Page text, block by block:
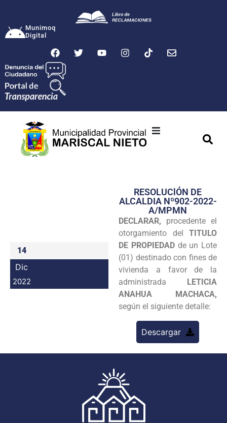
Munimoq
Digital
Transparencia
Seguridad
Programas
Intranet
14
Dic
2022
RESOLUClÓN DE
ALCALDIA Nº902-2022-
A/MPMN
DECLARAR, procedente el
otorgamiento del TITULO
DE PROPIEDADde un Lote
(01) destinado con fines de
vivienda a favor de la
administrada LETICIA
ANAHUA MACHACA,
según el siguiente detalle:
Descargar